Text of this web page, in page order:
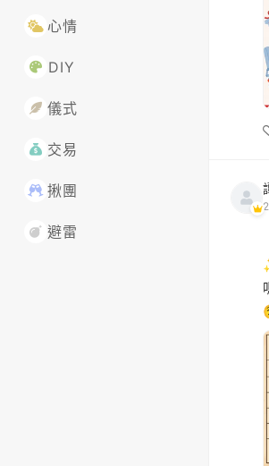
心情
DIY
儀式
交易
揪團
避雷